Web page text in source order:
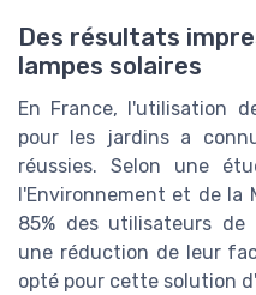
Des résultats
lampes solaires
En France, l'utilisation
pour les jardins a
réussies. Selon une
l'Environnement et de la
85% des utilisateurs de
une réduction de leur
opté pour cette solution